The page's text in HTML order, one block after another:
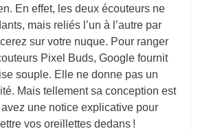
En effet, les deux écouteurs ne
mais reliés l’un à l’autre par
sur votre nuque. Pour ranger
Pixel Buds, Google fournit
souple. Elle ne donne pas un
Mais tellement sa conception est
une notice explicative pour
vos oreillettes dedans !